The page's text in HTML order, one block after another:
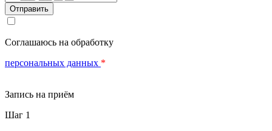
Соглашаюсь на обработку
персональных данных *
Запись на приём
Шаг 1